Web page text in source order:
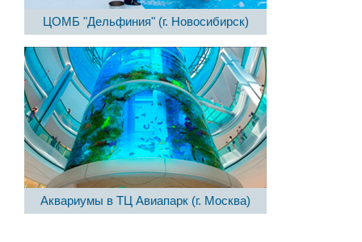
ЦОМБ "Дельфиния" (г. Новосибирск)
Аквариумы в ТЦ Авиапарк (г. Москва)